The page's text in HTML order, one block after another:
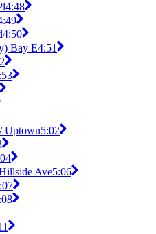
4:48
4:50
Bay E4:51
Uptown5:02
Ave5:06